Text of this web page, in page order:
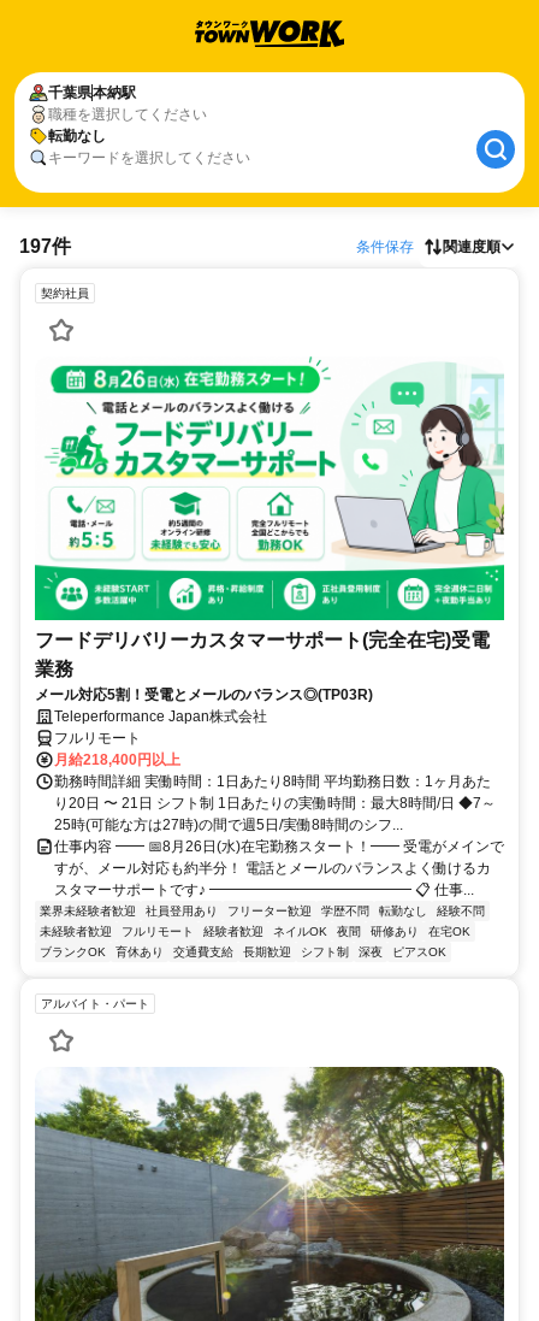
千葉県本納駅
職種を選択してください
転勤なし
キーワードを選択してください
197件 条件保存 関連度順
契約社員
フードデリバリーカスタマーサポート(完全在宅)受電
業務
メール対応5割！受電とメールのバランス◎(TP03R)
Teleperformance Japan株式会社
フルリモート
月給218,400円以上
勤務時間詳細 実働時間：1日あたり8時間 平均勤務日数：1ヶ月あた
り20日 〜 21日 シフト制 1日あたりの実働時間：最大8時間/日 ◆7～
25時(可能な方は27時)の間で週5日/実働8時間のシフ...
仕事内容 ━━ 📅8月26日(水)在宅勤務スタート！━━ 受電がメインで
すが、メール対応も約半分！ 電話とメールのバランスよく働けるカ
スタマーサポートです♪ ━━━━━━━━━━━━━━ 📋 仕事...
業界未経験者歓迎 社員登用あり フリーター歓迎 学歴不問 転勤なし
経験不問
未経験者歓迎
フルリモート 経験者歓迎 ネイルOK 夜間 研修あり
在宅OK
ブランクOK
育休あり 交通費支給 長期歓迎 シフト制 深夜 ピアスOK
アルバイト・パート